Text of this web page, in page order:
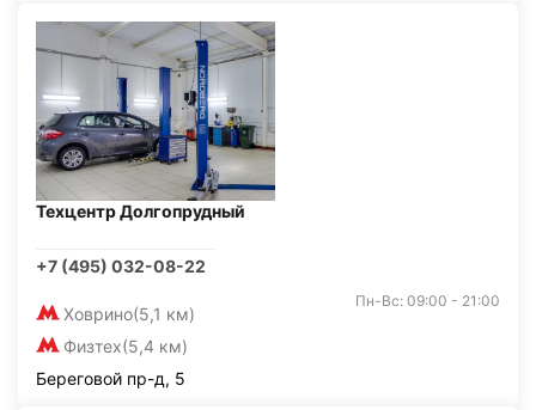
Техцентр Долгопрудный
+7 (495) 032-08-22
Ховрино(5,1 км)
Физтех(5,4 км)
Пн-Вс: 09:00 - 21:00
Береговой пр-д, 5